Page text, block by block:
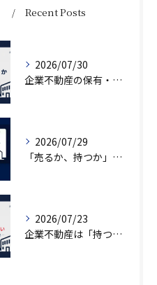
Recent Posts
2026/07/30
企業不動産の保有・活用・売却・組み換えをどう比較するか｜CRE戦略の8つの評価軸
2026/07/29
「売るか、持つか」で悩んでいませんか？
2026/07/23
企業不動産は「持つか売るか」だけではない｜CRE戦略で考える4つの意思決定